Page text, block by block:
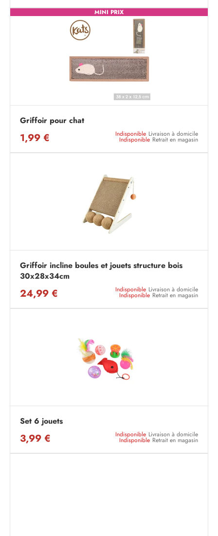
MINI PRIX
Griffoir pour chat
1,99 € Indisponible Livraison à domicile
Indisponible Retrait en magasin
Griffoir incline boules et jouets structure bois
30x28x34cm
24,99 € Indisponible Livraison à domicile
Indisponible Retrait en magasin
Set 6 jouets
3,99 € Indisponible Livraison à domicile
Indisponible Retrait en magasin